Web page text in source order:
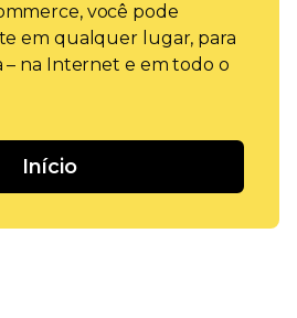
você pode
em qualquer lugar, para
– na Internet e em todo o
Início